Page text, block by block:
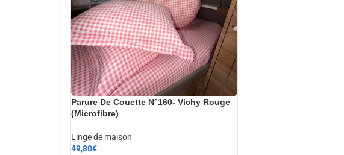
Parure De Couette N°160- Vichy Rouge
(Microfibre)
Linge de maison
49,80€